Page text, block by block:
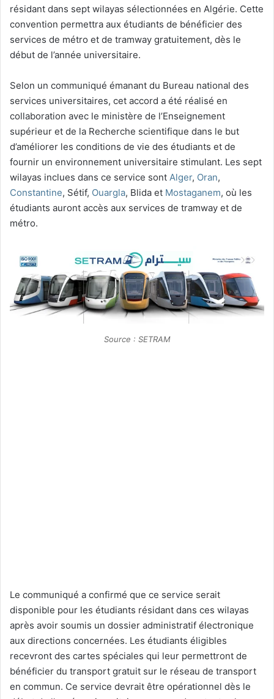
résidant dans sept wilayas sélectionnées en Algérie. Cette
convention permettra aux étudiants de bénéficier des
services de métro et de tramway gratuitement, dès le
début de l’année universitaire.
Selon un communiqué émanant du Bureau national des
services universitaires, cet accord a été réalisé en
collaboration avec le ministère de l’Enseignement
supérieur et de la Recherche scientifique dans le but
d’améliorer les conditions de vie des étudiants et de
fournir un environnement universitaire stimulant. Les sept
wilayas inclues dans ce service sont Alger, Oran,
Constantine, Sétif, Ouargla, Blida et Mostaganem, où les
étudiants auront accès aux services de tramway et de
métro.
Source : SETRAM
Le communiqué a confirmé que ce service serait
disponible pour les étudiants résidant dans ces wilayas
après avoir soumis un dossier administratif électronique
aux directions concernées. Les étudiants éligibles
recevront des cartes spéciales qui leur permettront de
bénéficier du transport gratuit sur le réseau de transport
en commun. Ce service devrait être opérationnel dès le